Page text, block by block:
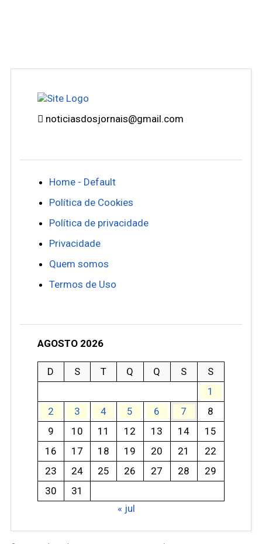
noticiasdosjornais@gmail.com
Home - Default
Política de Cookies
Política de privacidade
Privacidade
Quem somos
Termos de Uso
AGOSTO 2026
D S T Q Q S
S
1
2
3 4 5 6 7
8
9
10 11 12 13 14
15
16
17 18 19 20 21
22
23
24 25 26 27 28
29
30
31
« jul